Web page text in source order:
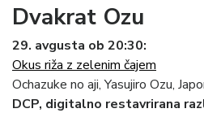
Dvakrat Ozu
29. avgusta ob 20:30:
Okus riža z zelenim čajem
Ochazuke no aji, Yasujiro Ozu,
DCP, digitalno restavrirana